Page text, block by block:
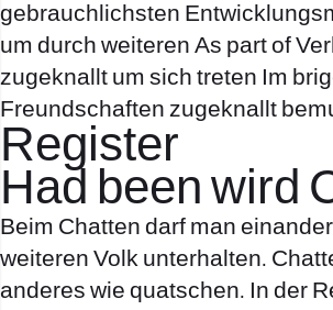
gebrauchlichsten
um durch weiteren As part of
zugeknallt um sich treten Im
Freundschaften zugeknallt
Register
Had been wird
Beim Chatten darf man
weiteren Volk unterhalten.
anderes wie quatschen. In der